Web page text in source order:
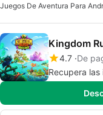
Juegos De Aventura Para
4.7 De
Recupera las